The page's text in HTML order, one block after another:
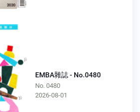
EMBA雜誌 - No.0480
No. 0480
2026-08-01